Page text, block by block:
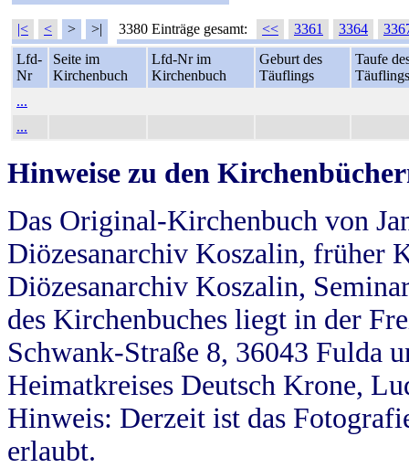
|< < > >| 3380 Einträge gesamt: << 3361 3364
Lfd-
Nr
Seite im
Kirchenbuch
Lfd-Nr im
Kirchenbuch
Geburt des
Täuflings
Taufe
Täuflings
...
...
Hinweise zu den
Das Original-Kirchenbuch von
Diözesanarchiv Koszalin, früher
Diözesanarchiv Koszalin,
des Kirchenbuches liegt in der
Schwank-Straße 8, 36043 Fulda
Heimatkreises Deutsch Krone,
Hinweis: Derzeit ist das
erlaubt.